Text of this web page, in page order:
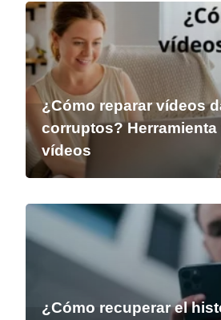
¿Cómo reparar vídeos
corruptos? Herramienta
vídeos
¿Cómo recuperar el